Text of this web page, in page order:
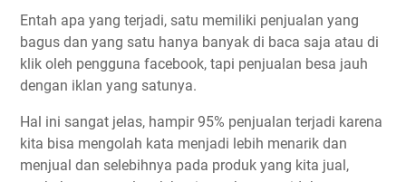
Entah apa yang terjadi, satu memiliki penjualan yang
bagus dan yang satu hanya banyak di baca saja atau di
klik oleh pengguna facebook, tapi penjualan besa jauh
dengan iklan yang satunya.
Hal ini sangat jelas, hampir 95% penjualan terjadi karena
kita bisa mengolah kata menjadi lebih menarik dan
menjual dan selebihnya pada produk yang kita jual,